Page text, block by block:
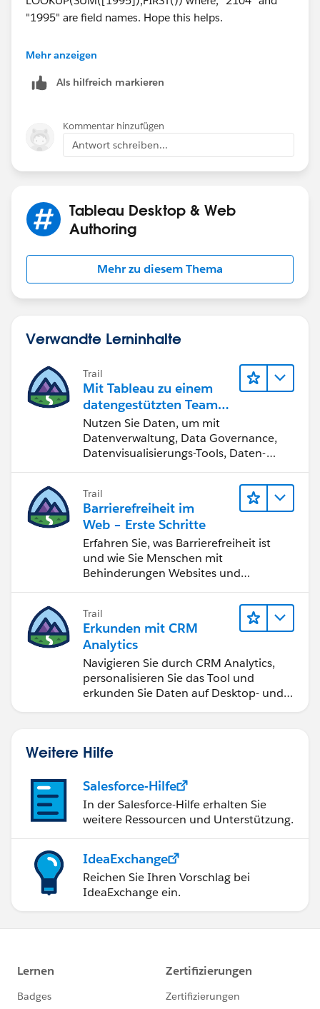
"1995" are field names. Hope this helps.
Regards,
Vineeth
Mehr anzeigen
Als hilfreich markieren
Kommentar hinzufügen
Antwort schreiben...
Tableau Desktop & Web
Authoring
Mehr zu diesem Thema
Verwandte Lerninhalte
Trail
Mit Tableau zu einem
datengestützten Team
werden
Nutzen Sie Daten, um mit
Datenverwaltung, Data Governance,
Datenvisualisierungs-Tools, Daten-
bessere Geschäftsergebnisse zu
erzielen.
Trail
Barrierefreiheit im
Web – Erste Schritte
Erfahren Sie, was Barrierefreiheit ist
und wie Sie Menschen mit
Behinderungen Websites und
Trail
Erkunden mit CRM
Analytics
Navigieren Sie durch CRM Analytics,
personalisieren Sie das Tool und
erkunden Sie Daten auf Desktop- und
Weitere Hilfe
Salesforce-Hilfe
In der Salesforce-Hilfe erhalten Sie
weitere Ressourcen und Unterstützung.
IdeaExchange
Reichen Sie Ihren Vorschlag bei
IdeaExchange ein.